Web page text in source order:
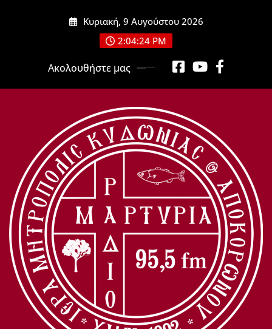
Κυριακή, 9 Αυγούστου 2026
2:04:24 PM
Ακολουθήστε μας